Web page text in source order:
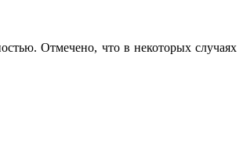
Отмечено, что в некоторых случаях